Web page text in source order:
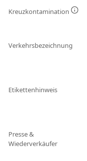
Kreuzkontamination
Verkehrsbezeichnung
Etikettenhinweis
Presse &
Wiederverkäufer